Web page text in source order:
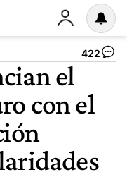
422
el
con el